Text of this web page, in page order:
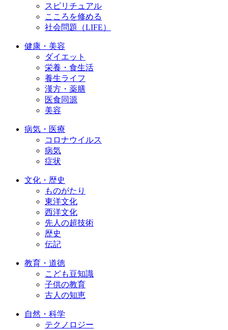
スピリチュアル
こころを修める
社会問題（LIFE）
健康・美容
ダイエット
栄養・食生活
養生ライフ
漢方・薬膳
医食同源
美容
病気・医療
コロナウイルス
病気
症状
文化・歴史
ものがたり
東洋文化
西洋文化
先人の超技術
歴史
伝記
教育・道徳
こども豆知識
子供の教育
古人の知恵
自然・科学
テクノロジー